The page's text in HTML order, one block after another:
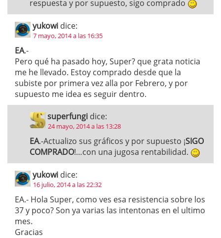
respuesta y por supuesto, sigo comprado
yukowi dice:
7 mayo, 2014 a las 16:35
EA.-
Pero qué ha pasado hoy, Super? que grata noticia
me he llevado. Estoy comprado desde que la
subiste por primera vez alla por Febrero, y por
supuesto me idea es seguir dentro.
superfungi dice:
24 mayo, 2014 a las 13:28
EA.-Actualizo sus gráficos y por supuesto ¡SIGO
COMPRADO!…con una jugosa rentabilidad.
yukowi dice:
16 julio, 2014 a las 22:32
EA.- Hola Super, como ves esa resistencia sobre los
37 y poco? Son ya varias las intentonas en el ultimo
mes.
Gracias